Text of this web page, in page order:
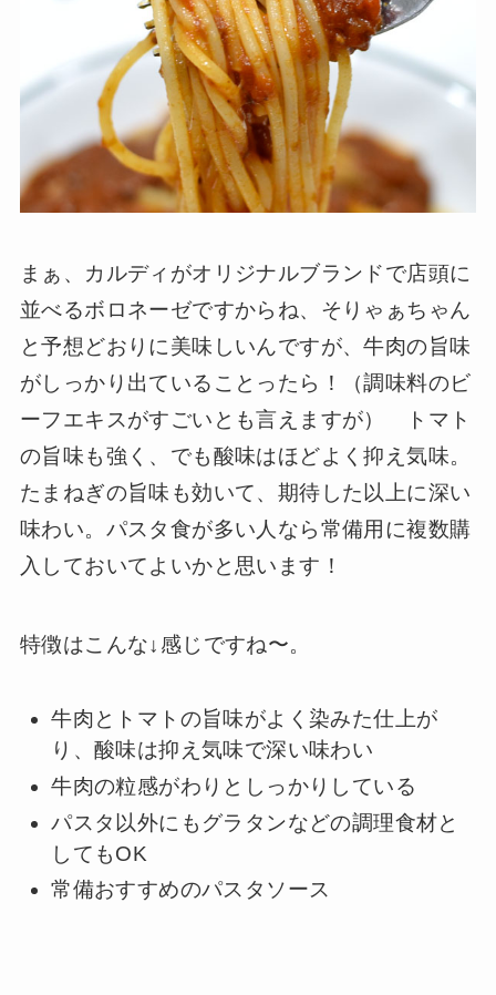
まぁ、カルディがオリジナルブランドで店頭に
並べるボロネーゼですからね、そりゃぁちゃん
と予想どおりに美味しいんですが、牛肉の旨味
がしっかり出ていることったら！（調味料のビ
ーフエキスがすごいとも言えますが） トマト
の旨味も強く、でも酸味はほどよく抑え気味。
たまねぎの旨味も効いて、期待した以上に深い
味わい。パスタ食が多い人なら常備用に複数購
入しておいてよいかと思います！
特徴はこんな↓感じですね〜。
牛肉とトマトの旨味がよく染みた仕上が
り、酸味は抑え気味で深い味わい
牛肉の粒感がわりとしっかりしている
パスタ以外にもグラタンなどの調理食材と
してもOK
常備おすすめのパスタソース